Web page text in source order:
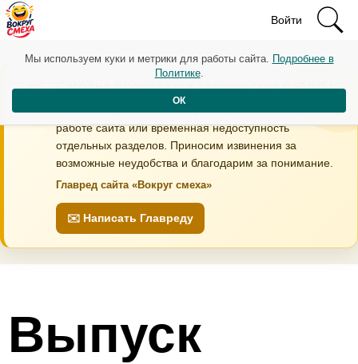
Войти
Сегодня проводятся технические работы
В течение дня возможны кратковременные перебои в
работе сайта или временная недоступность
отдельных разделов. Приносим извинения за
возможные неудобства и благодарим за понимание.
Главред сайта «Вокруг смеха»
✉️ Написать Главреду
Выпуск
Мы используем куки и метрики для работы сайта. Подробнее в
Политике.
ОК